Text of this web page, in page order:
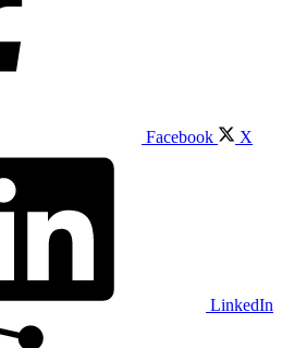
Facebook X
LinkedIn